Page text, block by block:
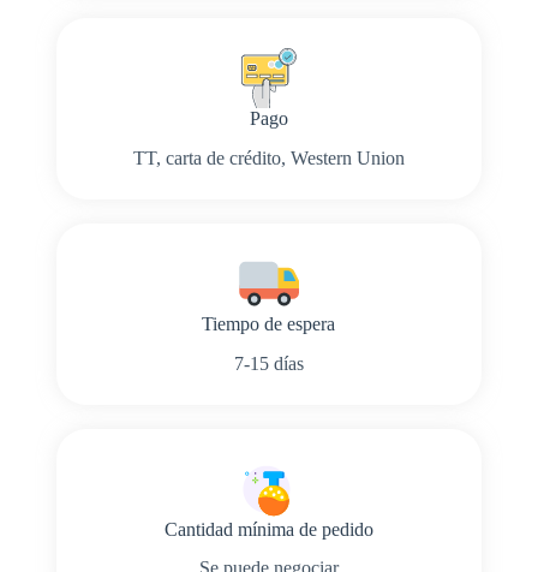
Pago
TT, carta de crédito, Western Union
Tiempo de espera
7-15 días
Cantidad mínima de pedido